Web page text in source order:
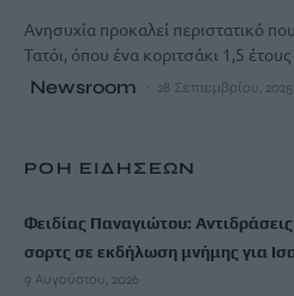
Ανησυχία προκαλεί περιστατικό
Τατόι, όπου ένα κοριτσάκι 1,5
Newsroom 28 Σεπτεμβρίου, 2025
ΡΟΗ ΕΙΔΗΣΕΩΝ
Φειδίας Παναγιώτου:
σορτς σε εκδήλωση μνήμης για
9 Αυγούστου, 2026